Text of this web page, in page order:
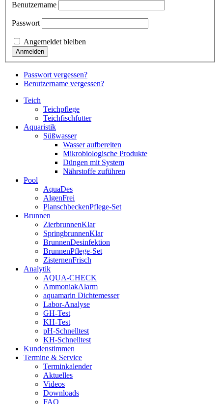
Benutzername
Passwort
Angemeldet bleiben
Passwort vergessen?
Benutzername vergessen?
Teich
Teichpflege
Teichfischfutter
Aquaristik
Süßwasser
Wasser aufbereiten
Mikrobiologische Produkte
Düngen mit System
Nährstoffe zuführen
Pool
AquaDes
AlgenFrei
PlanschbeckenPflege-Set
Brunnen
ZierbrunnenKlar
SpringbrunnenKlar
BrunnenDesinfektion
BrunnenPflege-Set
ZisternenFrisch
Analytik
AQUA-CHECK
AmmoniakAlarm
aquamarin Dichtemesser
Labor-Analyse
GH-Test
KH-Test
pH-Schnelltest
KH-Schnelltest
Kundenstimmen
Termine & Service
Terminkalender
Aktuelles
Videos
Downloads
FAQ